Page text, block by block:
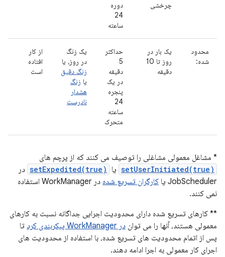
چرخشی
دوره
24
ساعته
محدود
شده:
یک بار در
روز تا 10
دقیقه
حداکثر
5
دقیقه
در یک
پنجره
24
ساعته
متحرک
یک زنگ
در روز، یا
زنگ دقیق
یا زنگ
هشدار
نادرست
از کار
افتاده
است
* مشاغل معمولی مشاغلی را توصیف می کنند که از پرچم های
setUserInitiated(true) یا setExpedited(true) در
JobScheduler یا
کارگران تسریع شده
در WorkManager استفاده
نمی کنند.
** کارهای تسریع شده دارای محدودیت اجرایی جداگانه نسبت به کارهای
معمولی هستند، آنها را می توان در WorkManager پیکربندی کرد
تا
پس از اتمام محدودیت های تسریع شده، با استفاده از محدودیت های
اجرای کار معمولی به اجرا ادامه دهند.